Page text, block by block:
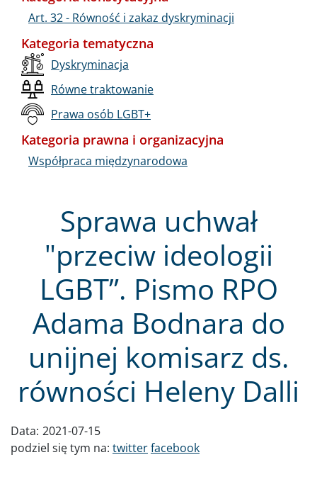
Sprawa uchwał
"przeciw ideologii
LGBT”. Pismo RPO
Adama Bodnara do
unijnej komisarz ds.
równości Heleny Dalli
Data: 2021-07-15
podziel się tym na: twitterfacebook
Art. 32 - Równość i zakaz dyskryminacji
Kategoria tematyczna
Dyskryminacja
Równe traktowanie
Prawa osób LGBT+
Kategoria prawna i organizacyjna
Współpraca międzynarodowa